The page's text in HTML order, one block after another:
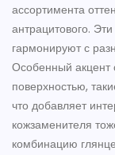
ассортимента
антрацитового.
гармонируют с
Особенный акцент
поверхностью,
что добавляет
кожзаменителя
комбинацию